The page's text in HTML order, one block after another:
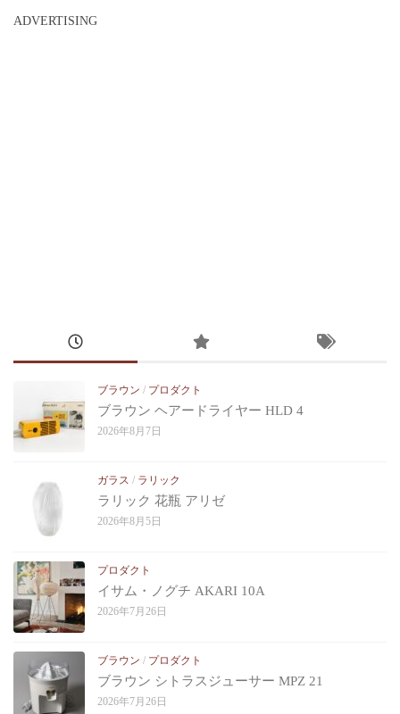
ADVERTISING
ブラウン / プロダクト
ブラウン ヘアードライヤー HLD 4
2026年8月7日
ガラス / ラリック
ラリック 花瓶 アリゼ
2026年8月5日
プロダクト
イサム・ノグチ AKARI 10A
2026年7月26日
ブラウン / プロダクト
ブラウン シトラスジューサー MPZ 21
2026年7月26日